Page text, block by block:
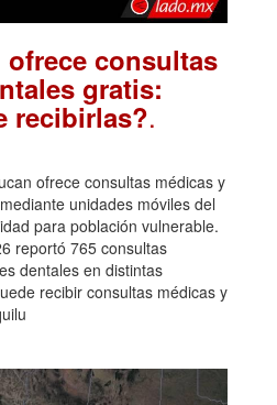
consultas
gratis:
recibirlas?.
ofrece consultas médicas y
unidades móviles del
para población vulnerable.
reportó 765 consultas
dentales en distintas
recibir consultas médicas y